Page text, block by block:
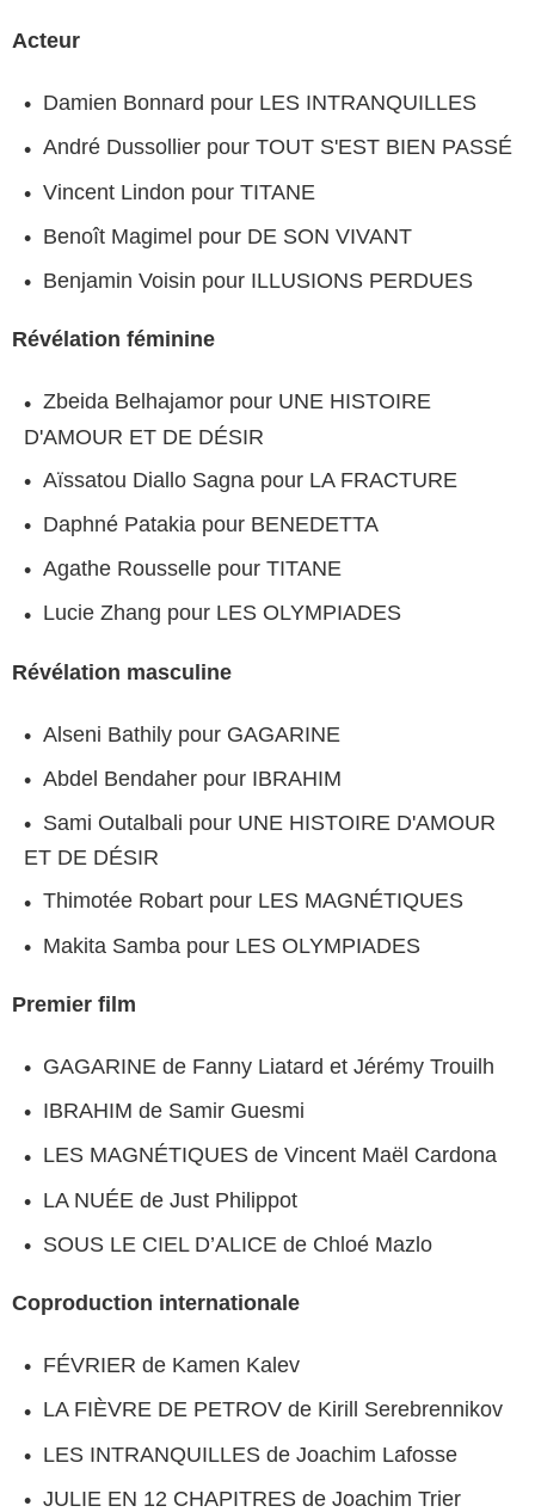
Acteur
Damien Bonnard pour LES INTRANQUILLES
André Dussollier pour TOUT S'EST BIEN PASSÉ
Vincent Lindon pour TITANE
Benoît Magimel pour DE SON VIVANT
Benjamin Voisin pour ILLUSIONS PERDUES
Révélation féminine
Zbeida Belhajamor pour UNE HISTOIRE
D'AMOUR ET DE DÉSIR
Aïssatou Diallo Sagna pour LA FRACTURE
Daphné Patakia pour BENEDETTA
Agathe Rousselle pour TITANE
Lucie Zhang pour LES OLYMPIADES
Révélation masculine
Alseni Bathily pour GAGARINE
Abdel Bendaher pour IBRAHIM
Sami Outalbali pour UNE HISTOIRE D'AMOUR
ET DE DÉSIR
Thimotée Robart pour LES MAGNÉTIQUES
Makita Samba pour LES OLYMPIADES
Premier film
GAGARINE de Fanny Liatard et Jérémy Trouilh
IBRAHIM de Samir Guesmi
LES MAGNÉTIQUES de Vincent Maël Cardona
LA NUÉE de Just Philippot
SOUS LE CIEL D’ALICE de Chloé Mazlo
Coproduction internationale
FÉVRIER de Kamen Kalev
LA FIÈVRE DE PETROV de Kirill Serebrennikov
LES INTRANQUILLES de Joachim Lafosse
JULIE EN 12 CHAPITRES de Joachim Trier